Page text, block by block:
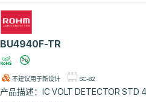
BU4940F-TR
不建议用于新设计 SC-82
产品描述：
IC VOLT DETECTOR STD